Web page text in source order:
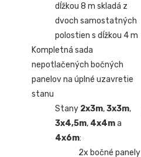
dĺžkou 8 m skladá z
dvoch samostatných
polostien s dĺžkou 4 m
Kompletná sada
nepotlačených bočných
panelov na úplné uzavretie
stanu
Stany 2x3m,3x3m,
3x4,5m, 4x4ma
4x6m:
2x bočné panely